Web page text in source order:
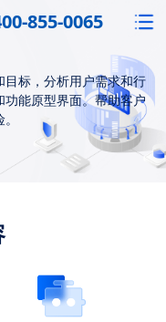
855-0065
标，分析用户需求和行
能原型界面。帮助客户